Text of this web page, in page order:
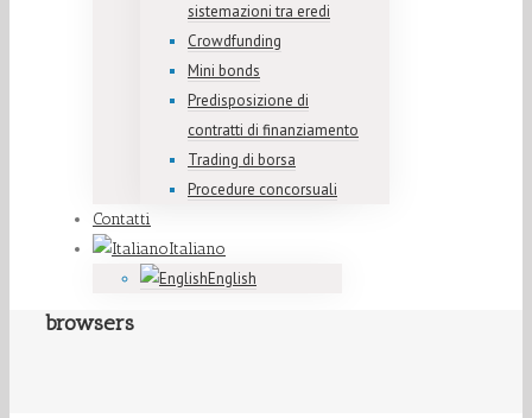
sistemazioni tra eredi
Crowdfunding
Mini bonds
Predisposizione di
contratti di finanziamento
Trading di borsa
Procedure concorsuali
Contatti
Italiano
English
browsers